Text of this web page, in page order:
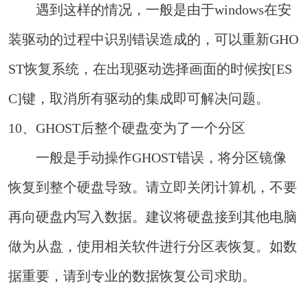
遇到这样的情况，一般是由于windows在安
装驱动的过程中识别错误造成的，可以重新GHO
ST恢复系统，在出现驱动选择画面的时候按[ES
C]键，取消所有驱动的集成即可解决问题。
10、GHOST后整个硬盘变为了一个分区
一般是手动操作GHOST错误，将分区镜像
恢复到整个硬盘导致。请立即关闭计算机，不要
再向硬盘内写入数据。建议将硬盘接到其他电脑
做为从盘，使用相关软件进行分区表恢复。如数
据重要，请到专业的数据恢复公司求助。